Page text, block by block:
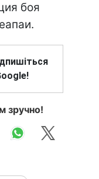
боя
зручно!